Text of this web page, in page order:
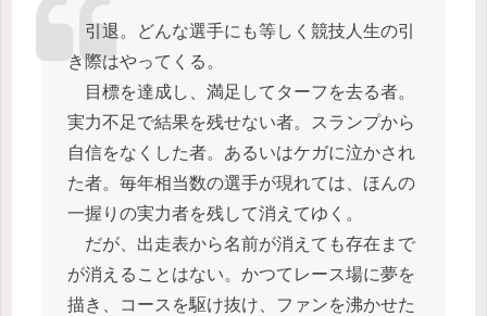
引退。どんな選手にも等しく競技人生の引
き際はやってくる。
目標を達成し、満足してターフを去る者。
実力不足で結果を残せない者。スランプから
自信をなくした者。あるいはケガに泣かされ
た者。毎年相当数の選手が現れては、ほんの
一握りの実力者を残して消えてゆく。
だが、出走表から名前が消えても存在まで
が消えることはない。かつてレース場に夢を
描き、コースを駆け抜け、ファンを沸かせた